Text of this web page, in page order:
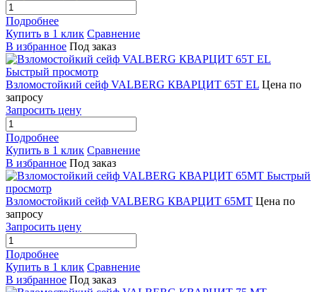
Подробнее
Купить в 1 клик Сравнение
В избранное Под заказ
Быстрый просмотр
Взломостойкий сейф VALBERG КВАРЦИТ 65Т EL Цена по
запросу
Запросить цену
Подробнее
Купить в 1 клик Сравнение
В избранное Под заказ
Быстрый
просмотр
Взломостойкий сейф VALBERG КВАРЦИТ 65МТ Цена по
запросу
Запросить цену
Подробнее
Купить в 1 клик Сравнение
В избранное Под заказ